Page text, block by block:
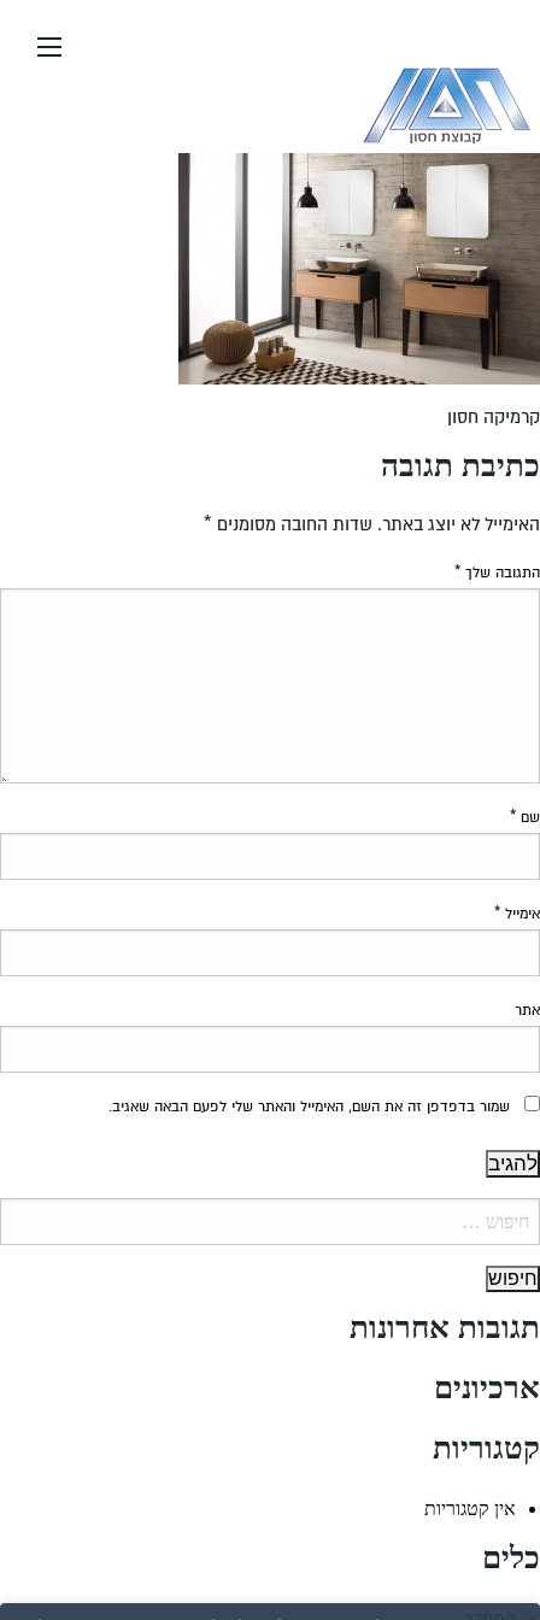
העמוד
קרמיקה חסון
כתיבת תגובה
האימייל לא יוצג באתר. שדות החובה מסומנים *
התגובה שלך *
שם *
אימייל *
אתר
שמור בדפדפן זה את השם, האימייל והאתר שלי לפעם הבאה שאגיב.
תגובות אחרונות
ארכיונים
קטגוריות
אין קטגוריות
כלים